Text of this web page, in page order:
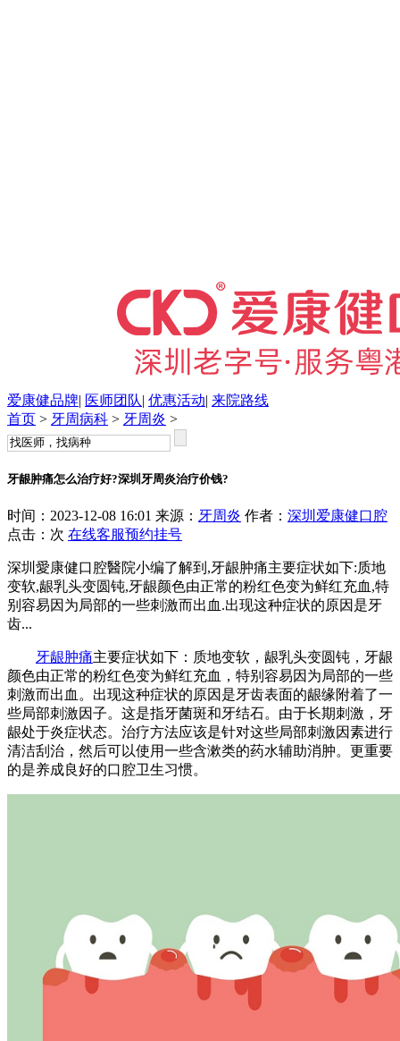
爱康健品牌| 医师团队| 优惠活动| 来院路线
首页 > 牙周病科 > 牙周炎 >
牙龈肿痛怎么治疗好?深圳牙周炎治疗价钱?
时间：2023-12-08 16:01 来源： 牙周炎 作者： 深圳爱康健口腔
点击： 次 在线客服预约挂号
深圳愛康健口腔醫院小编了解到,牙龈肿痛主要症状如下:质地
变软,龈乳头变圆钝,牙龈颜色由正常的粉红色变为鲜红充血,特
别容易因为局部的一些刺激而出血.出现这种症状的原因是牙
齿...
牙龈肿痛主要症状如下：质地变软，龈乳头变圆钝，牙龈
颜色由正常的粉红色变为鲜红充血，特别容易因为局部的一些
刺激而出血。出现这种症状的原因是牙齿表面的龈缘附着了一
些局部刺激因子。这是指牙菌斑和牙结石。由于长期刺激，牙
龈处于炎症状态。治疗方法应该是针对这些局部刺激因素进行
清洁刮治，然后可以使用一些含漱类的药水辅助消肿。更重要
的是养成良好的口腔卫生习惯。